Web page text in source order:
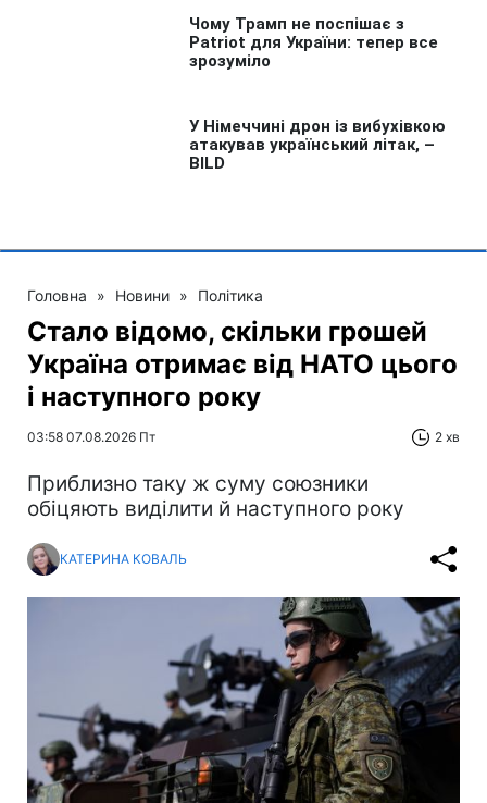
Головна » Новини » Політика
Стало відомо, скільки грошей
Україна отримає від НАТО цього
і наступного року
03:58 07.08.2026 Пт 2 хв
Приблизно таку ж суму союзники
обіцяють виділити й наступного року
КАТЕРИНА КОВАЛЬ